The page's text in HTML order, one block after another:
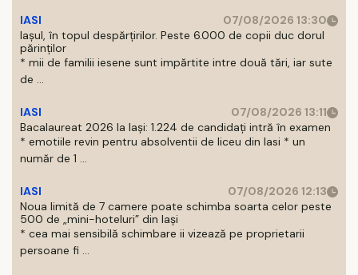
IASI
07/08/2026 13:30
Iașul, în topul despărțirilor. Peste 6.000 de copii duc dorul
părinților
* mii de familii iesene sunt impărtite intre două tări, iar sute
de ...
IASI
07/08/2026 13:11
Bacalaureat 2026 la Iași: 1.224 de candidați intră în examen
* emotiile revin pentru absolventii de liceu din Iasi * un
număr de 1 ...
IASI
07/08/2026 12:13
Noua limită de 7 camere poate schimba soarta celor peste
500 de „mini-hoteluri” din Iași
* cea mai sensibilă schimbare ii vizează pe proprietarii
persoane fi ...